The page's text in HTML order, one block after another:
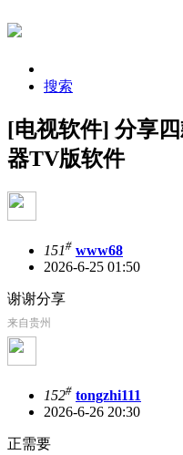
搜索
[电视软件] 分享
器TV版软件
151# www68
2026-6-25 01:50
谢谢分享
来自贵州
152# tongzhi111
2026-6-26 20:30
正需要